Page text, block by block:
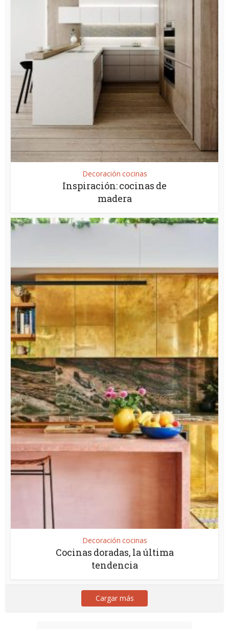
Decoración cocinas
Inspiración: cocinas de
madera
Decoración cocinas
Cocinas doradas, la última
tendencia
Cargar más